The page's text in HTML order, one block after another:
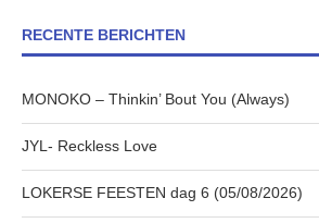
RECENTE BERICHTEN
MONOKO – Thinkin’ Bout You (Always)
JYL- Reckless Love
LOKERSE FEESTEN dag 6 (05/08/2026)